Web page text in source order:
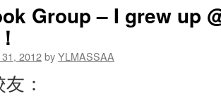
Group – I grew up
2012byYLMASSAA
：